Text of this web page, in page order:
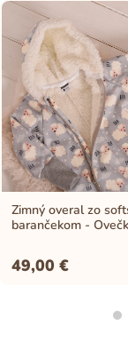
Zimný overal zo
barančekom -
49,00€